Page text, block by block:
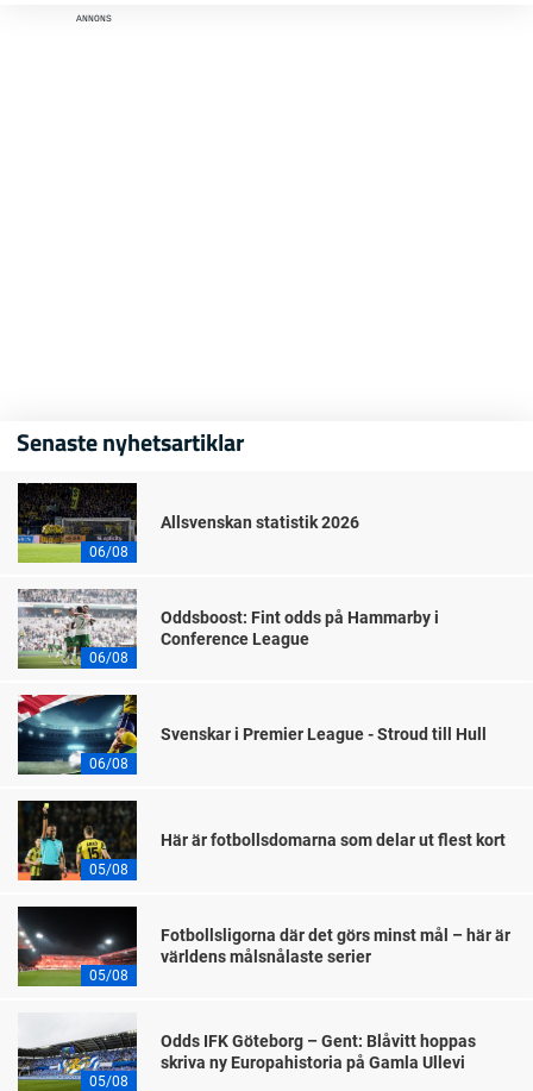
ANNONS
Senaste nyhetsartiklar
06/08
Allsvenskan statistik 2026
06/08
Oddsboost: Fint odds på Hammarby i
Conference League
06/08
Svenskar i Premier League - Stroud till Hull
05/08
Här är fotbollsdomarna som delar ut flest kort
05/08
Fotbollsligorna där det görs minst mål – här är
världens målsnålaste serier
05/08
Odds IFK Göteborg – Gent: Blåvitt hoppas
skriva ny Europahistoria på Gamla Ullevi